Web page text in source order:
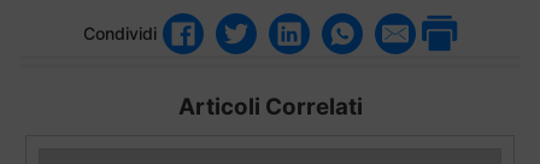
Condividi
Articoli Correlati